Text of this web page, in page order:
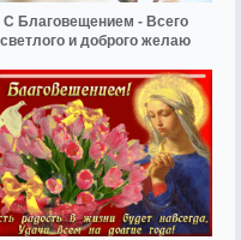
С Благовещением - Всего
светлого и доброго желаю